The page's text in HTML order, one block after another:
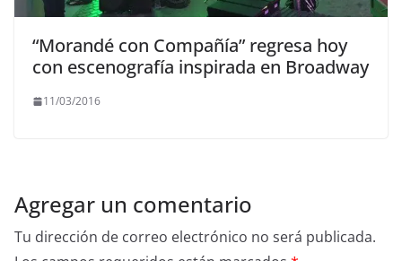
“Morandé con Compañía” regresa hoy
con escenografía inspirada en Broadway
11/03/2016
Agregar un comentario
Tu dirección de correo electrónico no será publicada.